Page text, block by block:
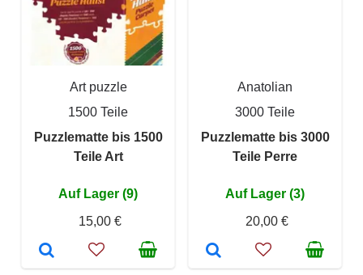
Art puzzle
1500 Teile
Puzzlematte bis 1500
Teile Art
Auf Lager (9)
15,00 €
Anatolian
3000 Teile
Puzzlematte bis 3000
Teile Perre
Auf Lager (3)
20,00 €